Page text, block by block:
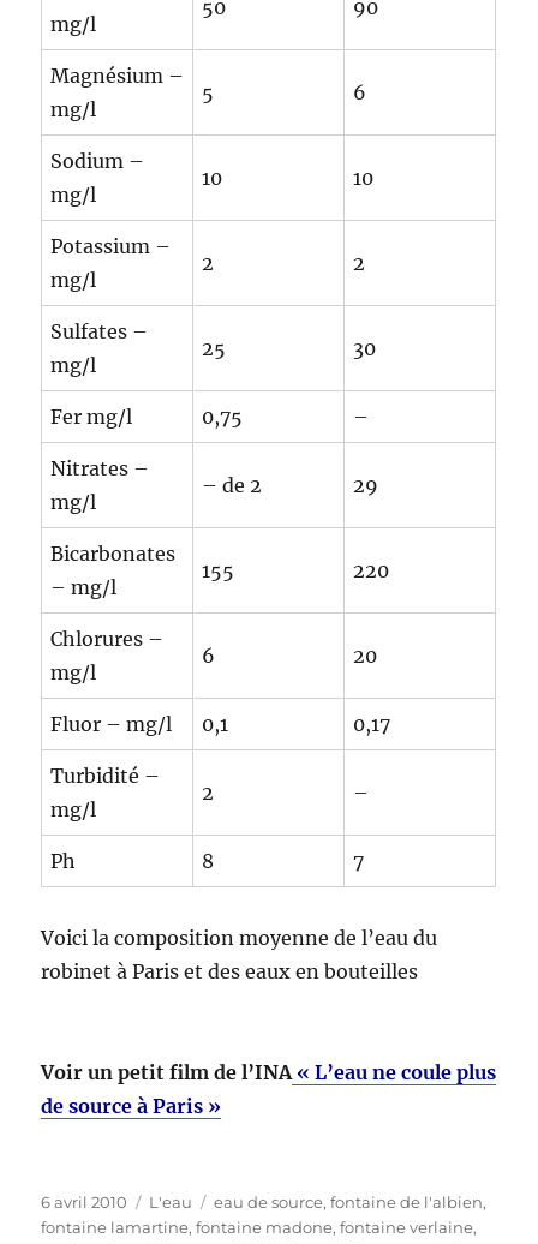
mg/l
50 90
Magnésium –
mg/l
5 6
Sodium –
mg/l
10 10
Potassium –
mg/l
2 2
Sulfates –
mg/l
25 30
Fer mg/l 0,75 –
Nitrates –
mg/l
– de 2 29
Bicarbonates
– mg/l
155 220
Chlorures –
mg/l
6 20
Fluor – mg/l 0,1 0,17
Turbidité –
mg/l
2 –
Ph 8 7
Voici la composition moyenne de l’eau du
robinet à Paris et des eaux en bouteilles
Voir un petit film de l’INA « L’eau ne coule plus
de source à Paris »
Publié
le
6 avril 2010 Catégories
L'eau Étiquettes
eau de source,fontaine de l'albien,
fontaine lamartine,fontaine madone,fontaine verlaine,